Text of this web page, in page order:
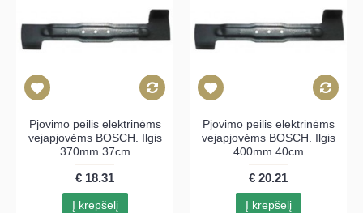
Pjovimo peilis elektrinėms
vejapjovėms BOSCH. Ilgis
370mm.37cm
€ 18.31
Į krepšelį
Pjovimo peilis elektrinėms
vejapjovėms BOSCH. Ilgis
400mm.40cm
€ 20.21
Į krepšelį